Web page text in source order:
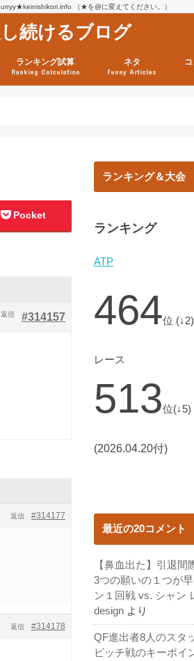
（★を@に変えてください。）
続けるブログ
ランキング試算
Ranking Calculation
ネタ
Funny Articles
Pocket
#314157
返信
#314177
返信
#314178
返信
ランキング＆大会
ランキング
ATP
464位 (↓2)
レース
513位(↓5)
(2026.04.20付)
最近の20コメント
【鼻血出た】引退間
3つの願いの１つが
ン１回戦 vs. シャン
design より
QF進出者8人のスタ
ビッチ戦のキーポ